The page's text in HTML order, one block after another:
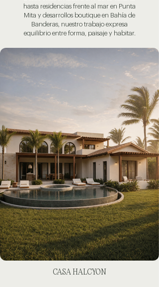
hasta residencias frente al mar en Punta
Mita y desarrollos boutique en Bahía de
Banderas, nuestro trabajo expresa
equilibrio entre forma, paisaje y habitar.
CASA HALCYON